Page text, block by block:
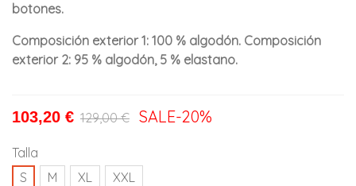
botones.
Composición exterior 1: 100 % algodón. Composición
exterior 2: 95 % algodón, 5 % elastano.
103,20 € 129,00 € SALE-20%
Talla
S
M XL XXL